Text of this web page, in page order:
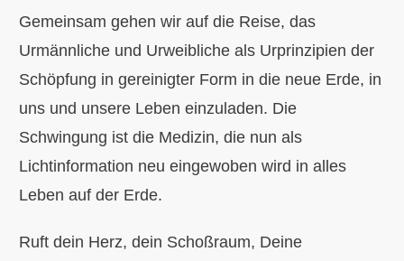
Gemeinsam gehen wir auf die Reise, das
Urmännliche und Urweibliche als Urprinzipien der
Schöpfung in gereinigter Form in die neue Erde, in
uns und unsere Leben einzuladen. Die
Schwingung ist die Medizin, die nun als
Lichtinformation neu eingewoben wird in alles
Leben auf der Erde.
Ruft dein Herz, dein Schoßraum, Deine